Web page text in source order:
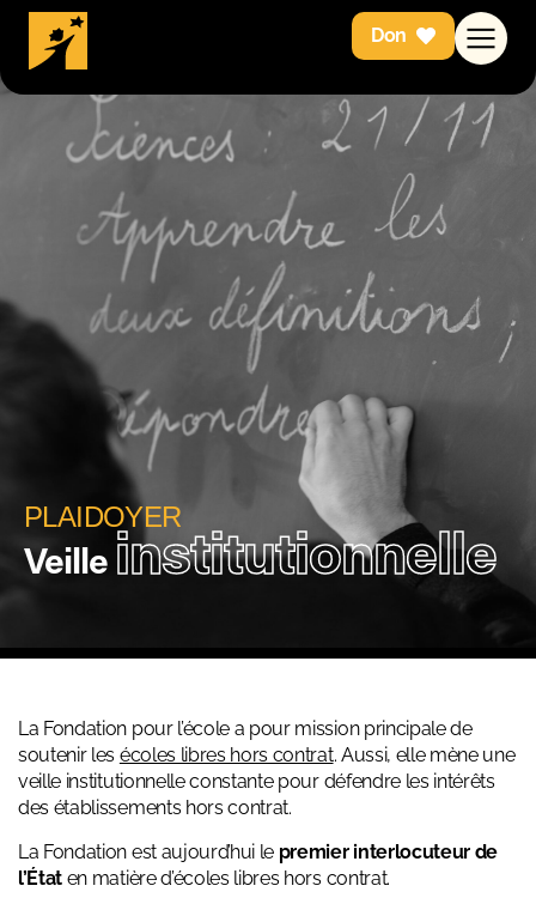
Don
PLAIDOYER
Veilleinstitutionnelle
La Fondation pour l’école a pour mission principale de
soutenir les écoles libres hors contrat. Aussi, elle mène une
veille institutionnelle constante pour défendre les intérêts
des établissements hors contrat.
La Fondation est aujourd’hui le premier interlocuteur de
l’État en matière d’écoles libres hors contrat.